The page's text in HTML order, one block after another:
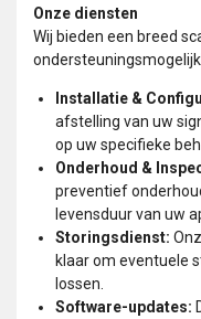
Onze diensten
Wij bieden een breed
Installatie &
afstelling van uw
op uw specifieke
Onderhoud &
preventief
levensduur van uw
Storingsdienst:
klaar om eventuele
lossen.
Software-updates: